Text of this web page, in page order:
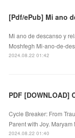
[Pdf/ePub] Mi ano
Mi ano de descanso y
Moshfegh Mi-ano-de-
2024.08.22 01:42
PDF [DOWNLOAD]
Cycle Breaker: From
Parent with Joy.
2024.08.22 01:40